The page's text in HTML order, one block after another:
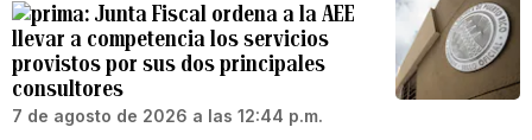
Junta Fiscal ordena a la AEE
llevar a competencia los servicios
provistos por sus dos principales
consultores
7 de agosto de 2026 a las 12:44 p.m.